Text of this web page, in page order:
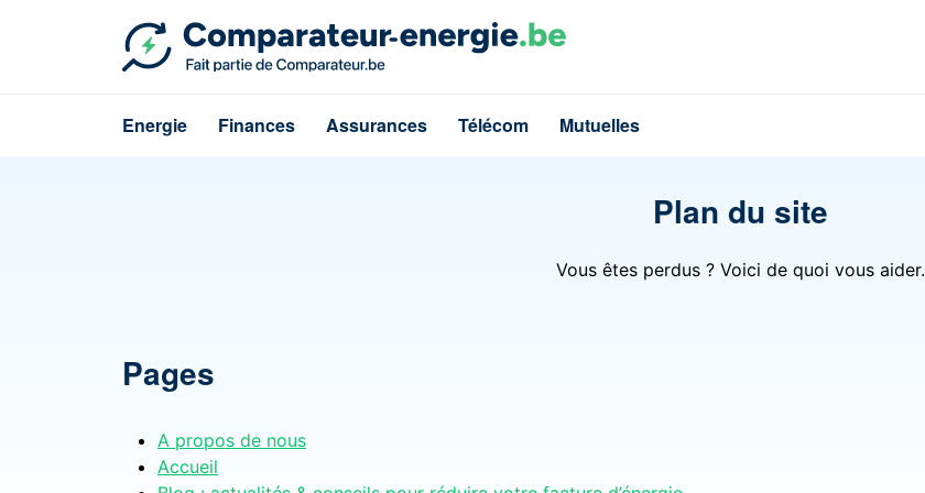
Energie Finances Assurances Télécom Mutuelles
Plan du site
Vous êtes perdus ? Voici de quoi vous aider.
Pages
A propos de nous
Accueil